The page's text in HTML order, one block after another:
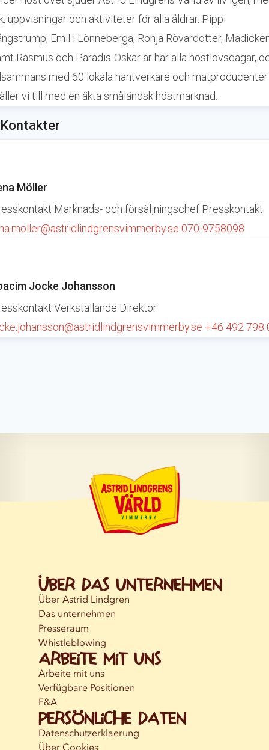
Über das Unternehmen
Über Astrid Lindgren
Das unternehmen
Presseraum
Whistleblowing
Arbeite mit uns
Arbeite mit uns
Verfügbare Positionen
F&A
Persönliche Daten
Datenschutzerklaerung
Über Cookies